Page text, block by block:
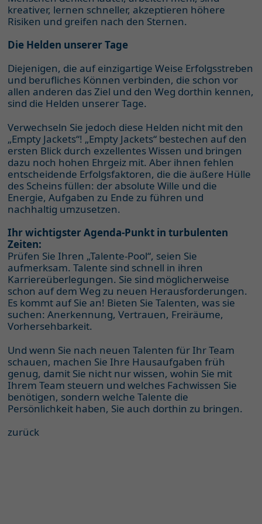
kreativer, lernen schneller, akzeptieren höhere
Risiken und greifen nach den Sternen.
Die Helden unserer Tage
Diejenigen, die auf einzigartige Weise Erfolgsstreben
und berufliches Können verbinden, die schon vor
allen anderen das Ziel und den Weg dorthin kennen,
sind die Helden unserer Tage.
Verwechseln Sie jedoch diese Helden nicht mit den
„Empty Jackets“! „Empty Jackets“ bestechen auf den
ersten Blick durch exzellentes Wissen und bringen
dazu noch hohen Ehrgeiz mit. Aber ihnen fehlen
entscheidende Erfolgsfaktoren, die die äußere Hülle
des Scheins füllen: der absolute Wille und die
Energie, Aufgaben zu Ende zu führen und
nachhaltig umzusetzen.
Ihr wichtigster Agenda-Punkt in turbulenten
Zeiten:
Prüfen Sie Ihren „Talente-Pool“, seien Sie
aufmerksam. Talente sind schnell in ihren
Karriereüberlegungen. Sie sind möglicherweise
schon auf dem Weg zu neuen Herausforderungen.
Es kommt auf Sie an! Bieten Sie Talenten, was sie
suchen: Anerkennung, Vertrauen, Freiräume,
Vorhersehbarkeit.
Und wenn Sie nach neuen Talenten für Ihr Team
schauen, machen Sie Ihre Hausaufgaben früh
genug, damit Sie nicht nur wissen, wohin Sie mit
Ihrem Team steuern und welches Fachwissen Sie
benötigen, sondern welche Talente die
Persönlichkeit haben, Sie auch dorthin zu bringen.
zurück